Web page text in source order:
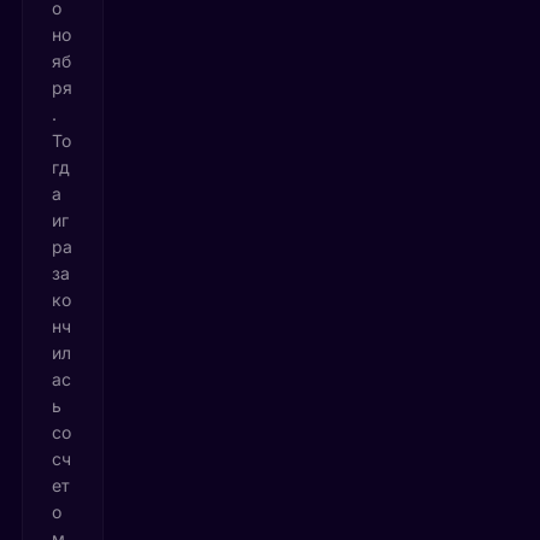
о
но
яб
ря
.
То
гд
а
иг
ра
за
ко
нч
ил
ас
ь
со
сч
ет
о